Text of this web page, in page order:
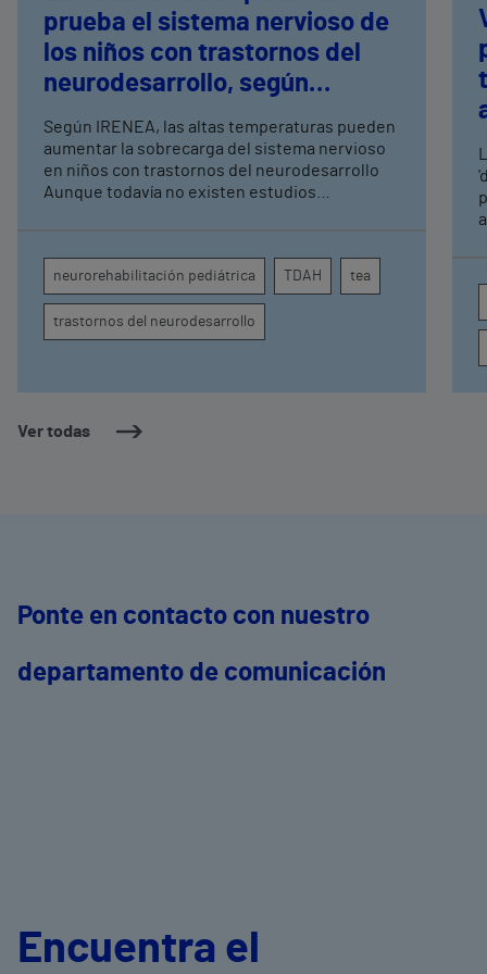
Ver todas
prueba el sistema nervioso de
los niños con trastornos del
neurodesarrollo, según
expertos en
neurorrehabilitación
pediátrica de Vithas
Según IRENEA, las altas temperaturas pueden
aumentar la sobrecarga del sistema nervioso
en niños con trastornos del neurodesarrollo
Aunque todavía no existen estudios
atención, la regulación emocional y la
conducta
neurorehabilitación pediátrica TDAH tea
trastornos del neurodesarrollo
Ponte en contacto con nuestro
departamento de comunicación
Encuentra el